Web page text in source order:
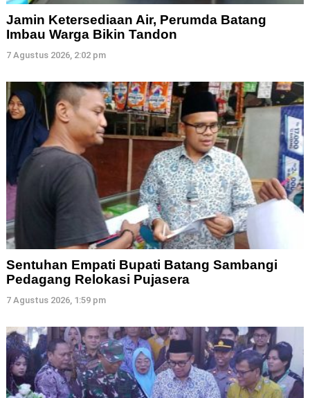
Jamin Ketersediaan Air, Perumda Batang
Imbau Warga Bikin Tandon
7 Agustus 2026, 2:02 pm
Sentuhan Empati Bupati Batang Sambangi
Pedagang Relokasi Pujasera
7 Agustus 2026, 1:59 pm